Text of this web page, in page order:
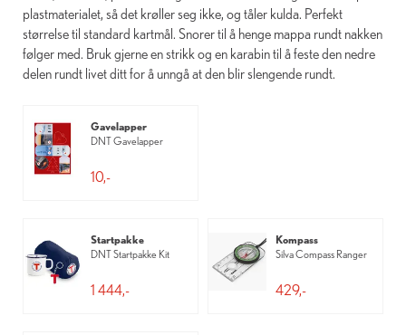
plastmaterialet, så det krøller seg ikke, og tåler kulda. Perfekt
størrelse til standard kartmål. Snorer til å henge mappa rundt nakken
følger med. Bruk gjerne en strikk og en karabin til å feste den nedre
delen rundt livet ditt for å unngå at den blir slengende rundt.
Gavelapper
DNT Gavelapper
10,-
Startpakke
DNT Startpakke Kit
1 444,-
Kompass
Silva Compass Ranger
429,-